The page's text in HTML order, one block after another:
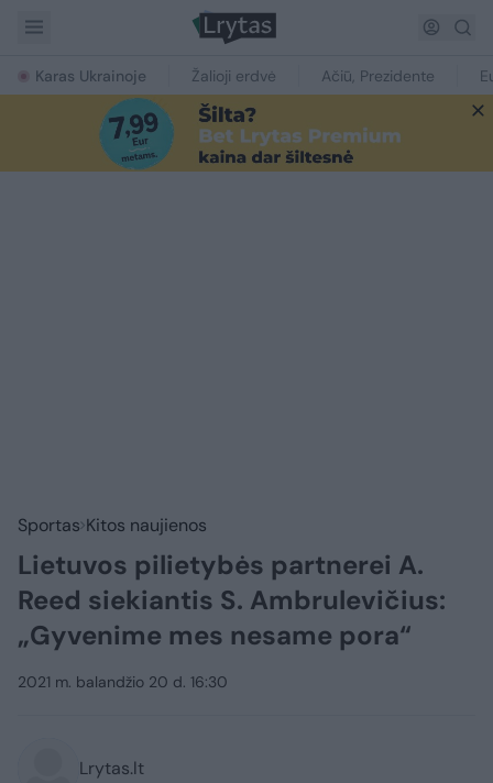
Karas Ukrainoje Žalioji erdvė Ačiū, Prezidente
Sportas Kitos naujienos
Lietuvos pilietybės partnerei A.
Reed siekiantis S. Ambrulevičius:
„Gyvenime mes nesame pora“
2021 m. balandžio 20 d. 16:30
Lrytas.lt